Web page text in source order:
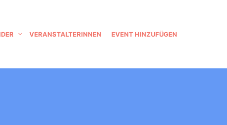
VERANSTALTERINNEN EVENT HINZUFÜGEN